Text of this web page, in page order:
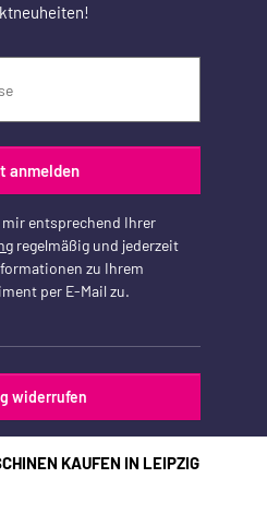
anmelden
entsprechend Ihrer
regelmäßig und jederzeit
zu Ihrem
per E-Mail zu.
widerrufen
KAUFEN IN LEIPZIG